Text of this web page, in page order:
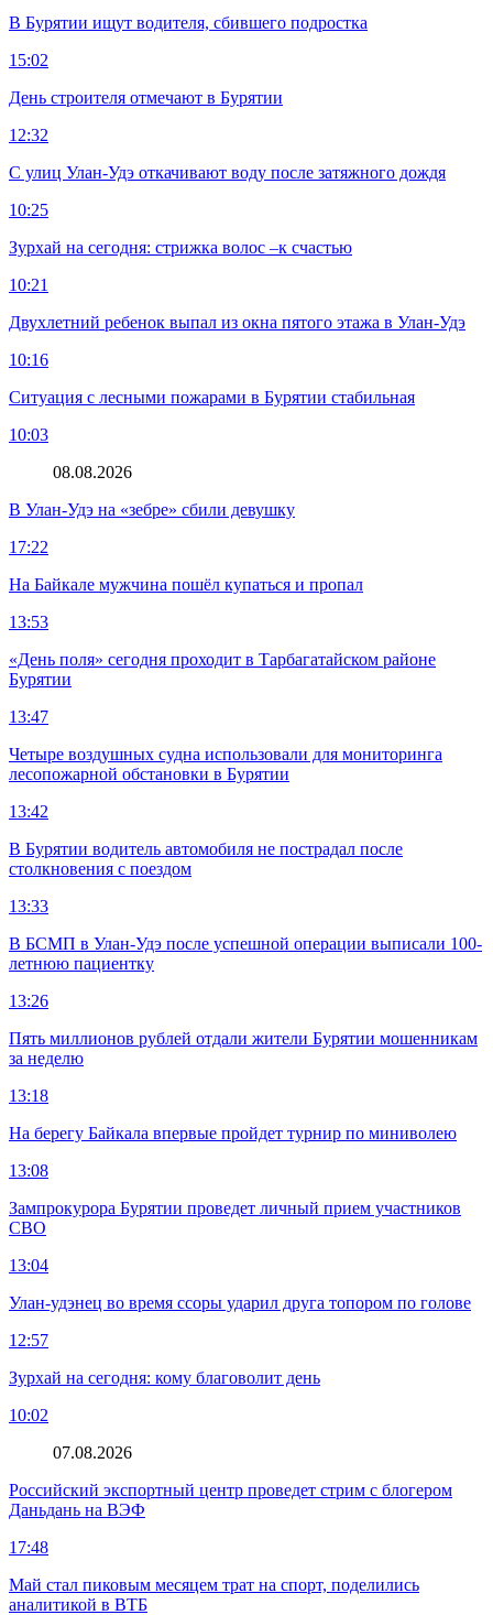
В Бурятии ищут водителя, сбившего подростка
15:02
День строителя отмечают в Бурятии
12:32
С улиц Улан-Удэ откачивают воду после затяжного дождя
10:25
Зурхай на сегодня: стрижка волос –к счастью
10:21
Двухлетний ребенок выпал из окна пятого этажа в Улан-Удэ
10:16
Ситуация с лесными пожарами в Бурятии стабильная
10:03
08.08.2026
В Улан-Удэ на «зебре» сбили девушку
17:22
На Байкале мужчина пошёл купаться и пропал
13:53
«День поля» сегодня проходит в Тарбагатайском районе
Бурятии
13:47
Четыре воздушных судна использовали для мониторинга
лесопожарной обстановки в Бурятии
13:42
В Бурятии водитель автомобиля не пострадал после
столкновения с поездом
13:33
В БСМП в Улан-Удэ после успешной операции выписали 100-
летнюю пациентку
13:26
Пять миллионов рублей отдали жители Бурятии мошенникам
за неделю
13:18
На берегу Байкала впервые пройдет турнир по миниволею
13:08
Зампрокурора Бурятии проведет личный прием участников
СВО
13:04
Улан-удэнец во время ссоры ударил друга топором по голове
12:57
Зурхай на сегодня: кому благоволит день
10:02
07.08.2026
Российский экспортный центр проведет стрим с блогером
Даньдань на ВЭФ
17:48
Май стал пиковым месяцем трат на спорт, поделились
аналитикой в ВТБ